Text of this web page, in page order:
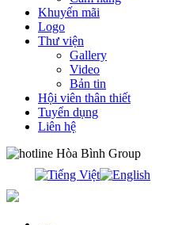
Khuyến mãi
Logo
Thư viện
Gallery
Video
Bản tin
Hội viên thân thiết
Tuyển dụng
Liên hệ